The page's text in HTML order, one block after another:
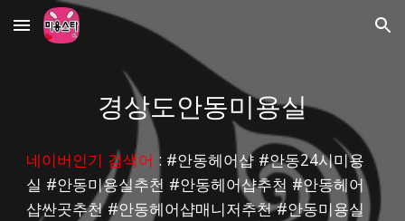
Skip to main content Skip to navigation
경상도안동미용실
네이버인기 검색어 : #안동헤어샵 #안동24시미용
실 #안동미용실추천 #안동헤어샵추천 #안동헤어
샵싼곳추천 #안동헤어샵매니저추천 #안동미용실